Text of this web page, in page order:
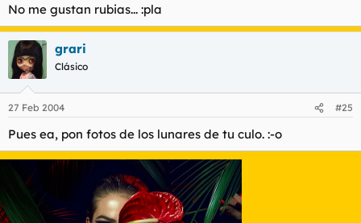
No me gustan rubias... :pla
grari
Clásico
27 Feb 2004 #25
Pues ea, pon fotos de los lunares de tu culo. :-o